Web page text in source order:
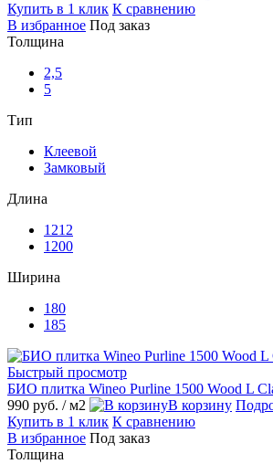
Купить в 1 клик К сравнению
В избранное Под заказ
Толщина
2,5
5
Тип
Клеевой
Замковый
Длина
1212
1200
Ширина
180
185
Быстрый просмотр
БИО плитка Wineo Purline 1500 Wood L
990 руб. / м2 В корзину
Купить в 1 клик К сравнению
В избранное Под заказ
Толщина